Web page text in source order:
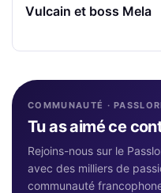
Vulcain et boss Mela
COMMUNAUTÉ ·
Tu as aimé ce
Rejoins-nous sur le
avec des milliers de
communauté